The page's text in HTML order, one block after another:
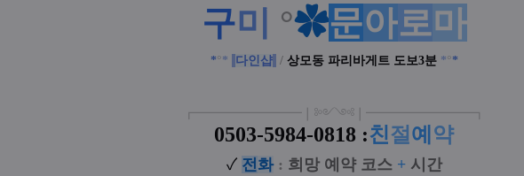
구미 °✿문아로마
* °* 다인샵 / 상모동 파리바게트 도보3분 * °*
┏━━━━━━━━ ❘༻༺❘ ━━━━━━━━┓
0503-5984-0818 :친절 예 약
✓ 전 화 : 희망 예약 코스 + 시간